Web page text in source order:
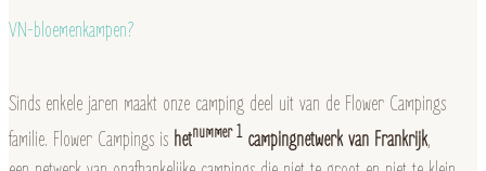
VN-bloemenkampen?
Sinds enkele jaren maakt onze camping deel uit van de Flower Campings
familie. Flower Campings is hetnummer 1campingnetwerk van Frankrijk,